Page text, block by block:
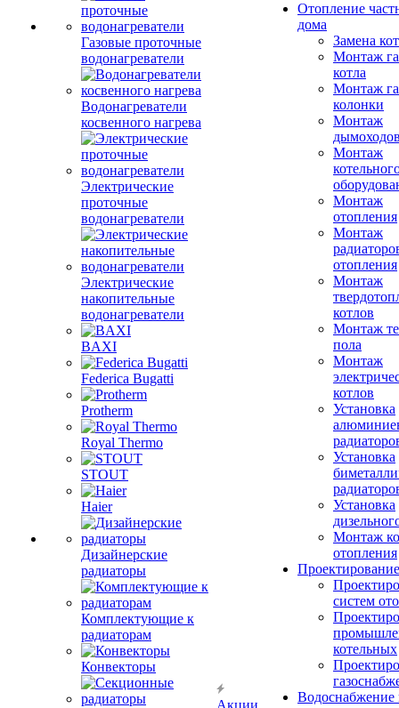
Газовые проточные
водонагреватели
Водонагреватели
косвенного нагрева
Электрические
проточные
водонагреватели
Электрические
накопительные
водонагреватели
BAXI
Federica Bugatti
Protherm
Royal Thermo
STOUT
Haier
Дизайнерские
радиаторы
Комплектующие к
радиаторам
Конвекторы
Акции
Отопление
дома
Замена
Монтаж
котла
Монтаж
колонки
Монтаж
Монтаж
Монтаж
отопления
Монтаж
отопления
Монтаж
котлов
Монтаж
пола
Монтаж
котлов
Установка
Установка
Установка
Монтаж
отопления
Проектирование
систем
котельных
Водоснабжение